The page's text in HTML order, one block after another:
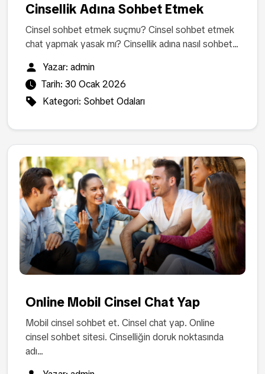
Cinsellik Adına Sohbet Etmek
Cinsel sohbet etmek suçmu? Cinsel sohbet etmek
chat yapmak yasak mı? Cinsellik adına nasıl sohbet...
Yazar: admin
Tarih: 30 Ocak 2026
Kategori: Sohbet Odaları
Online Mobil Cinsel Chat Yap
Mobil cinsel sohbet et. Cinsel chat yap. Online
cinsel sohbet sitesi. Cinselliğin doruk noktasında
adı...